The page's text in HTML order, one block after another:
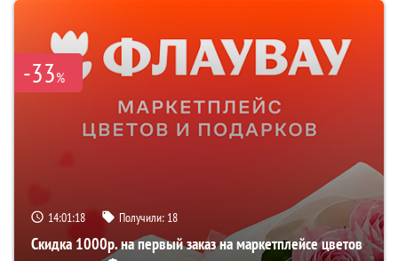
-33%
14:01:17 Получили: 18
Скидка 1000р. на первый заказ на маркетплейсе цветов